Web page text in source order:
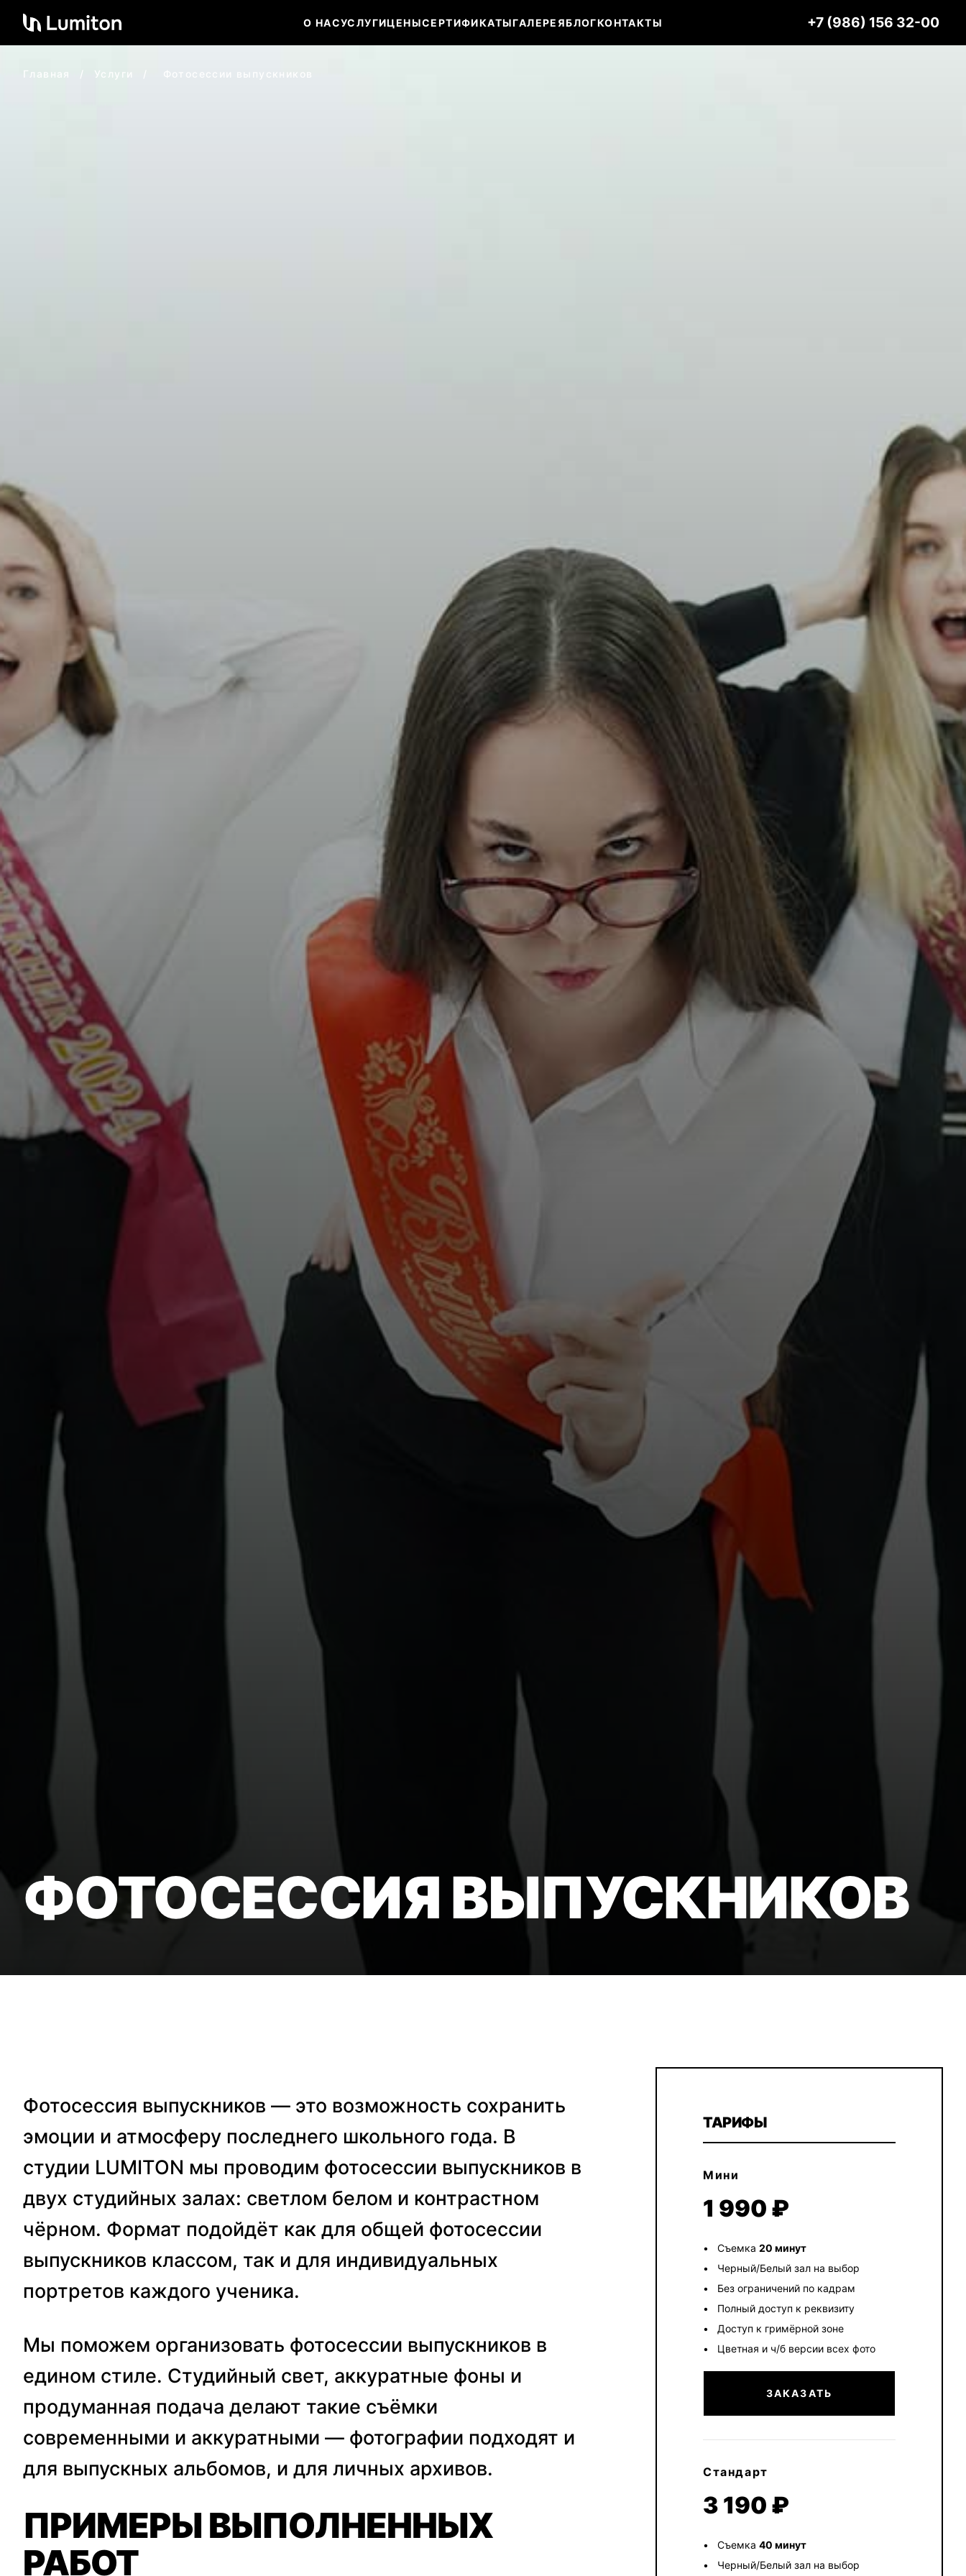
О НАСУСЛУГИЦЕНЫСЕРТИФИКАТЫГАЛЕРЕЯБЛОГКОНТАКТЫ +7 (986) 156 32-00
Главная / Услуги / Фотосессии выпускников
ФОТОСЕССИЯ ВЫПУСКНИКОВ
Фотосессия выпускников — это возможность сохранить
эмоции и атмосферу последнего школьного года. В
студии LUMITON мы проводим фотосессии выпускников в
двух студийных залах: светлом белом и контрастном
чёрном. Формат подойдёт как для общей фотосессии
выпускников классом, так и для индивидуальных
портретов каждого ученика.
Мы поможем организовать фотосессии выпускников в
едином стиле. Студийный свет, аккуратные фоны и
продуманная подача делают такие съёмки
современными и аккуратными — фотографии подходят и
для выпускных альбомов, и для личных архивов.
ПРИМЕРЫ ВЫПОЛНЕННЫХ
РАБОТ
ТАРИФЫ
Мини
1 990 ₽
Съемка 20 минут
Черный/Белый зал на выбор
Без ограничений по кадрам
Полный доступ к реквизиту
Доступ к гримёрной зоне
Цветная и ч/б версии всех фото
ЗАКАЗАТЬ
Стандарт
3 190 ₽
Съемка 40 минут
Черный/Белый зал на выбор